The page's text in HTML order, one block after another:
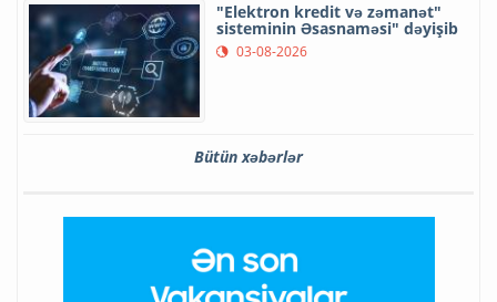
"Elektron kredit və zəmanət"
sisteminin Əsasnaməsi" dəyişib
03-08-2026
Bütün xəbərlər